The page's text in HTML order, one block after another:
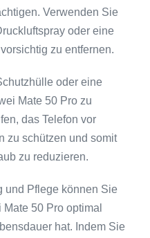
Verwenden Sie
oder eine
zu entfernen.
oder eine
Mate 50 Pro zu
das Telefon vor
zu schützen und somit
zu reduzieren.
und Pflege können Sie
50 Pro optimal
hat. Indem Sie